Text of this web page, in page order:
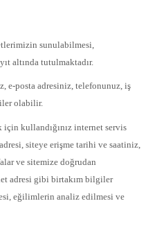
sunulabilmesi,
altında tutulmaktadır.
e-posta adresiniz, telefonunuz, iş
olabilir.
kullandığınız internet servis
siteye erişme tarihi ve saatiniz,
ve sitemize doğrudan
adresi gibi birtakım bilgiler
eğilimlerin analiz edilmesi ve